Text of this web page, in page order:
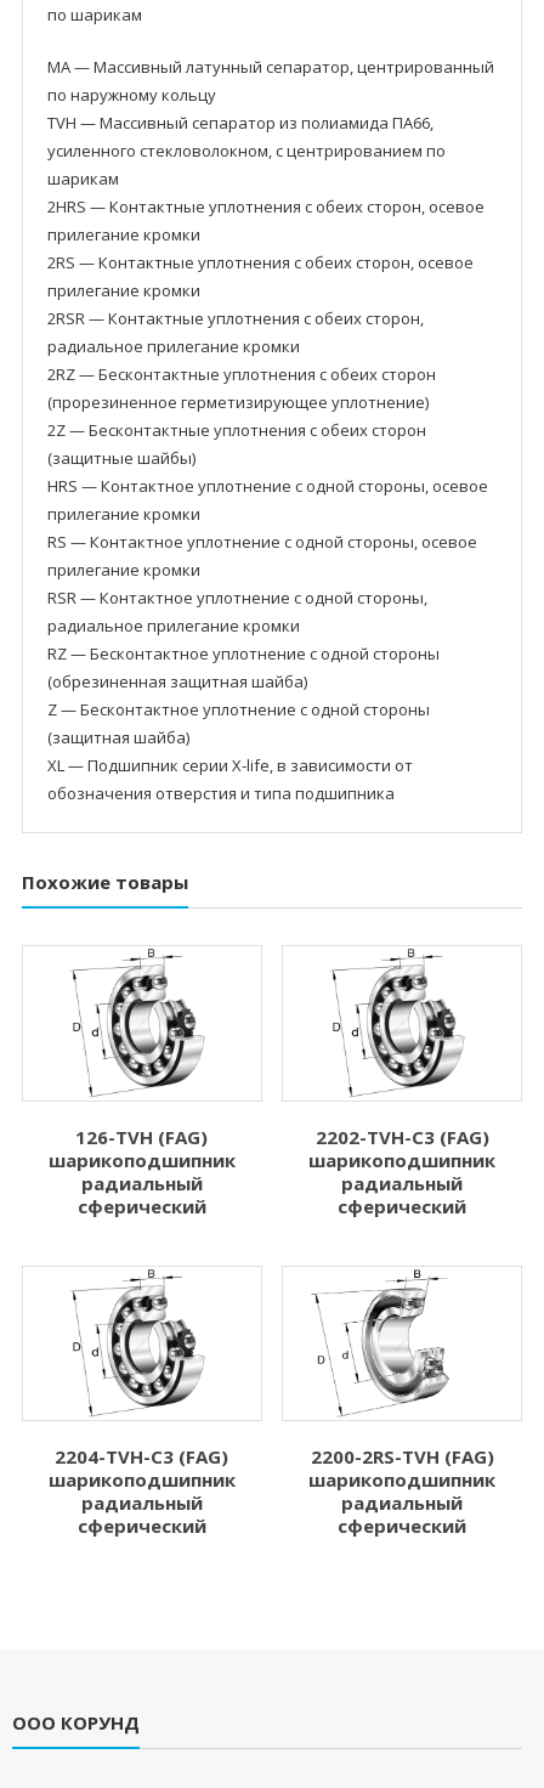
по шарикам
MA — Массивный латунный сепаратор, центрированный
по наружному кольцу
TVH — Массивный сепаратор из полиамида ПА66,
усиленного стекловолокном, с центрированием по
шарикам
2HRS — Контактные уплотнения с обеих сторон, осевое
прилегание кромки
2RS — Контактные уплотнения с обеих сторон, осевое
прилегание кромки
2RSR — Контактные уплотнения с обеих сторон,
радиальное прилегание кромки
2RZ — Бесконтактные уплотнения с обеих сторон
(прорезиненное герметизирующее уплотнение)
2Z — Бесконтактные уплотнения с обеих сторон
(защитные шайбы)
HRS — Контактное уплотнение с одной стороны, осевое
прилегание кромки
RS — Контактное уплотнение с одной стороны, осевое
прилегание кромки
RSR — Контактное уплотнение с одной стороны,
радиальное прилегание кромки
RZ — Бесконтактное уплотнение с одной стороны
(обрезиненная защитная шайба)
Z — Бесконтактное уплотнение с одной стороны
(защитная шайба)
XL — Подшипник серии X-life, в зависимости от
обозначения отверстия и типа подшипника
Похожие товары
126-TVH (FAG)
шарикоподшипник
радиальный
сферический
2202-TVH-C3 (FAG)
шарикоподшипник
радиальный
сферический
2204-TVH-C3 (FAG)
шарикоподшипник
радиальный
сферический
2200-2RS-TVH (FAG)
шарикоподшипник
радиальный
сферический
ООО КОРУНД